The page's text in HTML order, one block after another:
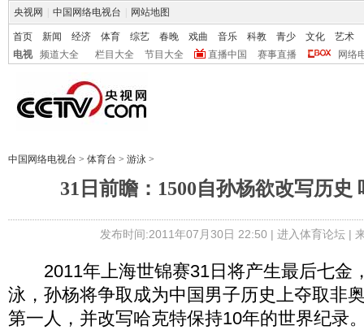
央视网 中国网络电视台 网站地图
首页 新闻 经济 体育 综艺 春晚 戏曲 音乐 科教 青少 文化
艺术
电视
频道大全 栏目大全 节目大全 直播中国 赛事直播 网络
中国网络电视台 > 体育台 > 游泳 >
31日前瞻：1500自孙杨欲改写历史
发布时间:2011年07月30日 22:50 | 进入体育论坛|
2011年上海世锦赛31日将产生最后七金
泳，孙杨将争取成为中国男子历史上夺取非
第一人，并改写哈克特保持10年的世界纪录